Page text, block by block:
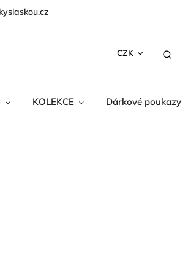
CZK
KOLEKCE Dárkové poukazy